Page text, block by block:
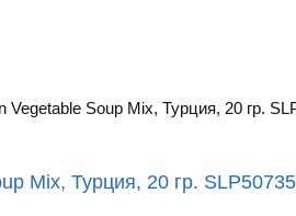
Soup Mix, Турция, 20 гр.
Mix, Турция, 20 гр.